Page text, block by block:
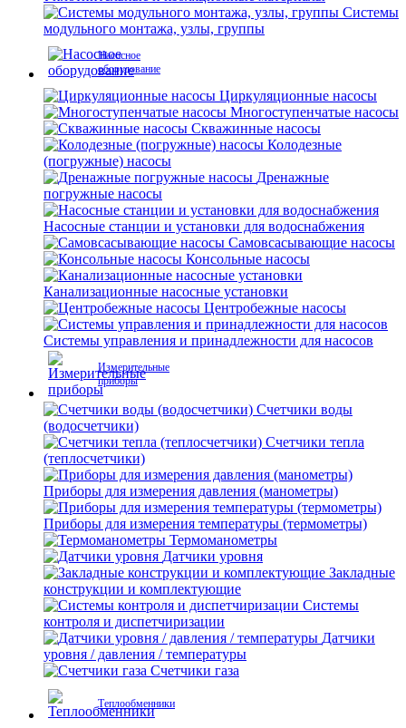
Системы
модульного монтажа, узлы, группы
Насосное
оборудование
Циркуляционные насосы
Многоступенчатые насосы
Скважинные насосы
Колодезные
(погружные) насосы
Дренажные
погружные насосы
Насосные станции и установки для водоснабжения
Самовсасывающие насосы
Консольные насосы
Канализационные насосные установки
Центробежные насосы
Системы управления и принадлежности для насосов
Измерительные
приборы
Счетчики воды
(водосчетчики)
Счетчики тепла
(теплосчетчики)
Приборы для измерения давления (манометры)
Приборы для измерения температуры (термометры)
Термоманометры
Датчики уровня
Закладные
конструкции и комплектующие
Системы
контроля и диспетчиризации
Датчики
уровня / давления / температуры
Счетчики газа
Теплообменники